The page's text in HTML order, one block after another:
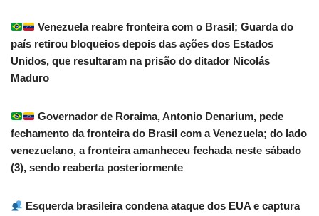
Venezuela reabre fronteira com o Brasil; Guarda do
país retirou bloqueios depois das ações dos Estados
Unidos, que resultaram na prisão do ditador Nicolás
Maduro
Governador de Roraima, Antonio Denarium, pede
fechamento da fronteira do Brasil com a Venezuela; do lado
venezuelano, a fronteira amanheceu fechada neste sábado
(3), sendo reaberta posteriormente
Esquerda brasileira condena ataque dos EUA e captura